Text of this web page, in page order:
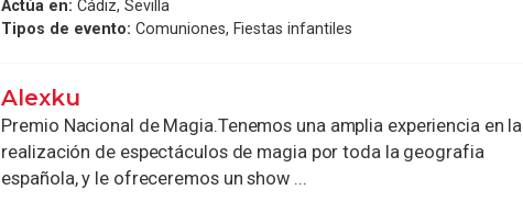
Actúa en: Cádiz, Sevilla
Tipos de evento: Comuniones, Fiestas infantiles
Alexku
Premio Nacional de Magia.Tenemos una amplia experiencia en la
realización de espectáculos de magia por toda la geografia
española, y le ofreceremos un show ...